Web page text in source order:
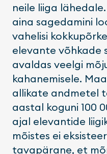
neile liiga
aina sagedamini
vahelisi
elevante võhkade
avaldas veelgi
kahanemisele.
allikate andmetel
aastal koguni 100
ajal elevantide
mõistes ei
tavapärane, et